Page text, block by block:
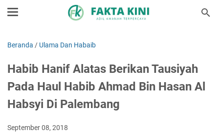
Beranda / Ulama Dan Habaib
Habib Hanif Alatas Berikan Tausiyah
Pada Haul Habib Ahmad Bin Hasan Al
Habsyi Di Palembang
September 08, 2018